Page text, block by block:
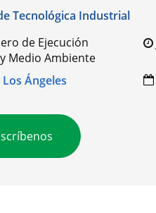
Tecnológica Industrial
de Ejecución
Medio Ambiente
Los Ángeles